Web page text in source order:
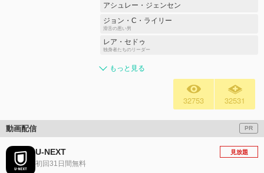
アシュレー・ジェンセン
ジョン・C・ライリー
滑舌の悪い男
レア・セドゥ
独身者たちのリーダー
もっと見る
32753 32531
動画配信 PR
U-NEXT
初回31日間無料
見放題